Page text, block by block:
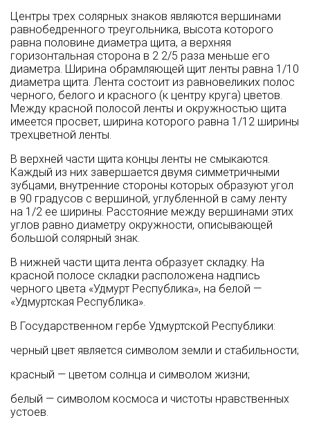
Центры трех солярных знаков являются вершинами
равнобедренного треугольника, высота которого
равна половине диаметра щита, а верхняя
горизонтальная сторона в 2 2/5 раза меньше его
диаметра. Ширина обрамляющей щит ленты равна 1/10
диаметра щита. Лента состоит из равновеликих полос
черного, белого и красного (к центру круга) цветов.
Между красной полосой ленты и окружностью щита
имеется просвет, ширина которого равна 1/12 ширины
трехцветной ленты.
В верхней части щита концы ленты не смыкаются.
Каждый из них завершается двумя симметричными
зубцами, внутренние стороны которых образуют угол
в 90 градусов с вершиной, углубленной в саму ленту
на 1/2 ее ширины. Расстояние между вершинами этих
углов равно диаметру окружности, описывающей
большой солярный знак.
В нижней части щита лента образует складку. На
красной полосе складки расположена надпись
черного цвета «Удмурт Республика», на белой —
«Удмуртская Республика».
В Государственном гербе Удмуртской Республики:
черный цвет является символом земли и стабильности;
красный — цветом солнца и символом жизни;
белый — символом космоса и чистоты нравственных
устоев.